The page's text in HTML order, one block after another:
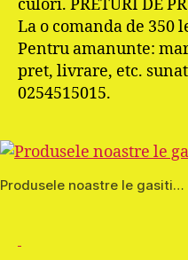
culori. PRETURI DE
La o comanda de 350
Pentru amanunte:
pret, livrare, etc.
0254515015.
Produsele noastre le gasiti…